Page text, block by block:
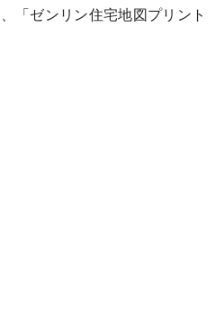
「ゼンリン住宅地図プリント